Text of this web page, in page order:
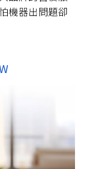
機器出問題卻